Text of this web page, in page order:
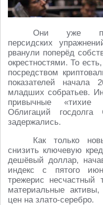
Они уже
персидских
рванули поперёд
окрестностями. То
посредством
показателей начала
младших собратьев.
привычные «тихие
Облигаций
задержались.
Как только
снизить ключевую
дешёвый доллар,
индекс с пятого
трежерис несчастный
материальные
цен на злато-серебро.